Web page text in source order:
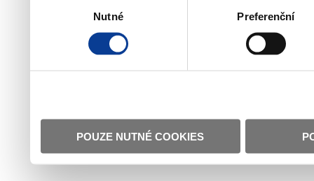
Nutné Preferenční
POUZE NUTNÉ COOKIES